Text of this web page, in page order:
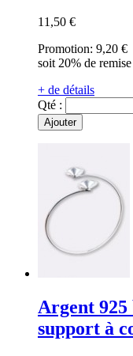
11,50 €
Promotion: 9,20 €
soit 20% de remise
+ de détails
Qté :
Ajouter
Argent
support à